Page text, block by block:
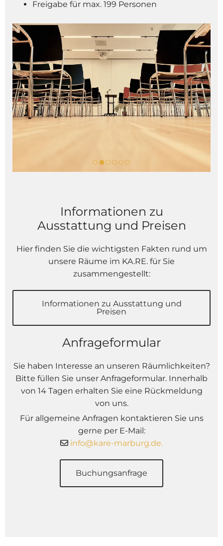
Freigabe für max. 199 Personen
Informationen zu
Ausstattung und Preisen
Hier finden Sie die wichtigsten Fakten rund um
unsere Räume im KA.RE. für Sie
zusammengestellt:
Informationen zu Ausstattung und
Preisen
Anfrageformular
Sie haben Interesse an unseren Räumlichkeiten?
Bitte füllen Sie unser Anfrageformular. Innerhalb
von 14 Tagen erhalten Sie eine Rückmeldung
von uns.
Für allgemeine Anfragen kontaktieren Sie uns
gerne per E-Mail:
 info@kare-marburg.de.
Buchungsanfrage